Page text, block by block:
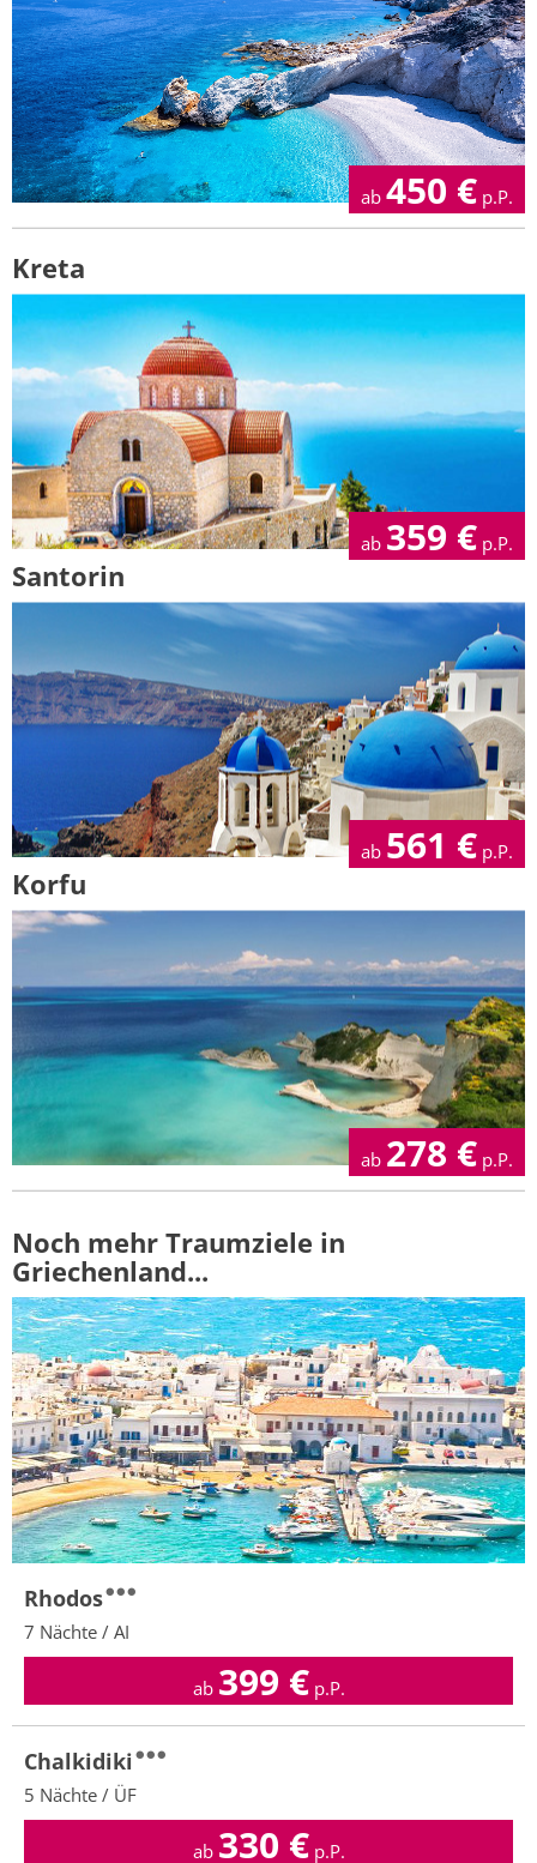
ab 450 € p.P.
Kreta
ab 359 € p.P.
Santorin
ab 561 € p.P.
Korfu
ab 278 € p.P.
Noch mehr Traumziele in
Griechenland...
Rhodos
7 Nächte / AI
ab 399 € p.P.
Chalkidiki
5 Nächte / ÜF
ab 330 € p.P.